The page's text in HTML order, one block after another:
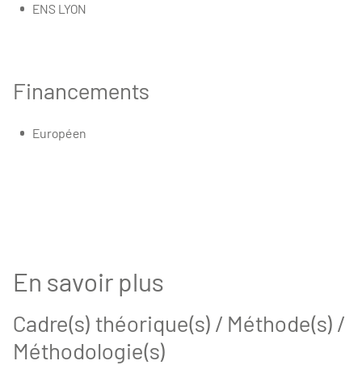
ENS LYON
Financements
Européen
En savoir plus
Cadre(s) théorique(s) / Méthode(s) /
Méthodologie(s)